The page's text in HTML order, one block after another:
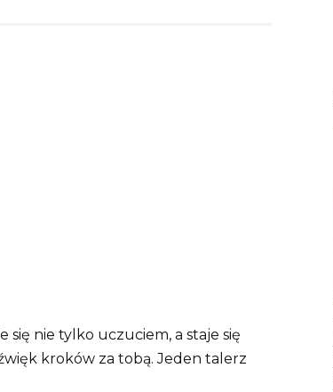
się nie tylko uczuciem, a staje się
kroków za tobą. Jeden talerz